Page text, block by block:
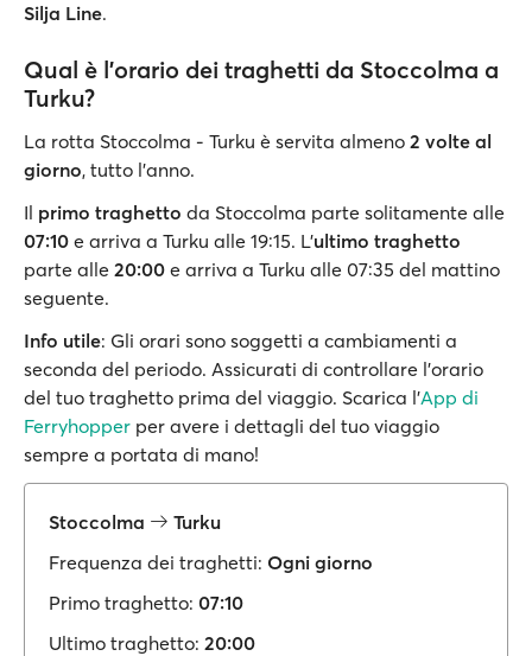
Silja Line.
Qual è l'orario dei traghetti da Stoccolma a
Turku?
La rotta Stoccolma - Turku è servita almeno 2 volte al
giorno, tutto l’anno.
Il primo traghetto da Stoccolma parte solitamente alle
07:10 e arriva a Turku alle 19:15. L'ultimo traghetto
parte alle 20:00 e arriva a Turku alle 07:35 del mattino
seguente.
Info utile: Gli orari sono soggetti a cambiamenti a
seconda del periodo. Assicurati di controllare l’orario
del tuo traghetto prima del viaggio. Scarica l’App di
Ferryhopper per avere i dettagli del tuo viaggio
sempre a portata di mano!
Stoccolma
Turku
Frequenza dei traghetti: Ogni giorno
Primo traghetto: 07:10
Ultimo traghetto: 20:00